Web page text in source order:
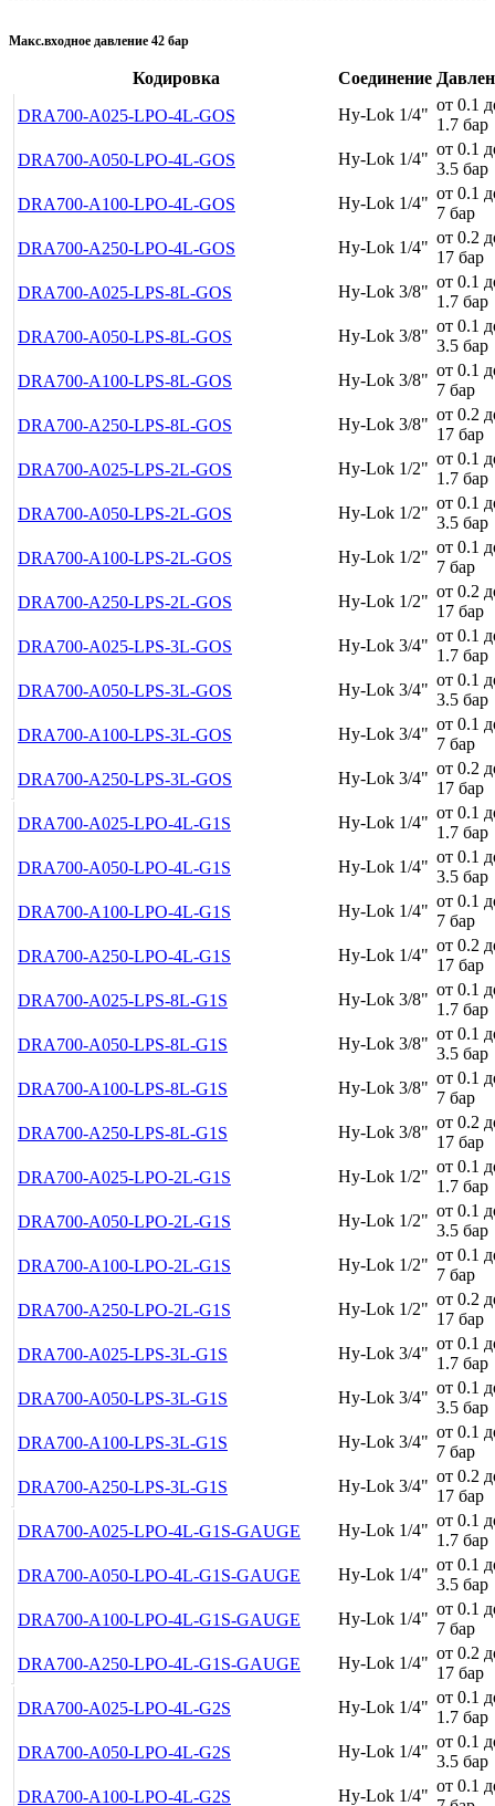
Макс.входное давление 42 бар
Кодировка Соединение
DRA700-A025-LPO-4L-GOS
Hy-Lok 1/4"
от 0.1
1.7 бар
DRA700-A050-LPO-4L-GOS
Hy-Lok 1/4"
от 0.1
3.5 бар
DRA700-A100-LPO-4L-GOS
Hy-Lok 1/4"
от 0.1
7 бар
DRA700-A250-LPO-4L-GOS
Hy-Lok 1/4"
от 0.2
17 бар
DRA700-A025-LPS-8L-GOS
Hy-Lok 3/8"
от 0.1
1.7 бар
DRA700-A050-LPS-8L-GOS
Hy-Lok 3/8"
от 0.1
3.5 бар
DRA700-A100-LPS-8L-GOS
Hy-Lok 3/8"
от 0.1
7 бар
DRA700-A250-LPS-8L-GOS
Hy-Lok 3/8"
от 0.2
17 бар
DRA700-A025-LPS-2L-GOS
Hy-Lok 1/2"
от 0.1
1.7 бар
DRA700-A050-LPS-2L-GOS
Hy-Lok 1/2"
от 0.1
3.5 бар
DRA700-A100-LPS-2L-GOS
Hy-Lok 1/2"
от 0.1
7 бар
DRA700-A250-LPS-2L-GOS
Hy-Lok 1/2"
от 0.2
17 бар
DRA700-A025-LPS-3L-GOS
Hy-Lok 3/4"
от 0.1
1.7 бар
DRA700-A050-LPS-3L-GOS
Hy-Lok 3/4"
от 0.1
3.5 бар
DRA700-A100-LPS-3L-GOS
Hy-Lok 3/4"
от 0.1
7 бар
DRA700-A250-LPS-3L-GOS
Hy-Lok 3/4"
от 0.2
17 бар
DRA700-A025-LPO-4L-G1S
Hy-Lok 1/4"
от 0.1
1.7 бар
DRA700-A050-LPO-4L-G1S
Hy-Lok 1/4"
от 0.1
3.5 бар
DRA700-A100-LPO-4L-G1S
Hy-Lok 1/4"
от 0.1
7 бар
DRA700-A250-LPO-4L-G1S
Hy-Lok 1/4"
от 0.2
17 бар
DRA700-A025-LPS-8L-G1S
Hy-Lok 3/8"
от 0.1
1.7 бар
DRA700-A050-LPS-8L-G1S
Hy-Lok 3/8"
от 0.1
3.5 бар
DRA700-A100-LPS-8L-G1S
Hy-Lok 3/8"
от 0.1
7 бар
DRA700-A250-LPS-8L-G1S
Hy-Lok 3/8"
от 0.2
17 бар
DRA700-A025-LPO-2L-G1S
Hy-Lok 1/2"
от 0.1
1.7 бар
DRA700-A050-LPO-2L-G1S
Hy-Lok 1/2"
от 0.1
3.5 бар
DRA700-A100-LPO-2L-G1S
Hy-Lok 1/2"
от 0.1
7 бар
DRA700-A250-LPO-2L-G1S
Hy-Lok 1/2"
от 0.2
17 бар
DRA700-A025-LPS-3L-G1S
Hy-Lok 3/4"
от 0.1
1.7 бар
DRA700-A050-LPS-3L-G1S
Hy-Lok 3/4"
от 0.1
3.5 бар
DRA700-A100-LPS-3L-G1S
Hy-Lok 3/4"
от 0.1
7 бар
DRA700-A250-LPS-3L-G1S
Hy-Lok 3/4"
от 0.2
17 бар
DRA700-A025-LPO-4L-G1S-GAUGE
Hy-Lok 1/4"
от 0.1
1.7 бар
DRA700-A050-LPO-4L-G1S-GAUGE
Hy-Lok 1/4"
от 0.1
3.5 бар
DRA700-A100-LPO-4L-G1S-GAUGE
Hy-Lok 1/4"
от 0.1
7 бар
DRA700-A250-LPO-4L-G1S-GAUGE
Hy-Lok 1/4"
от 0.2
17 бар
DRA700-A025-LPO-4L-G2S
Hy-Lok 1/4"
от 0.1
1.7 бар
DRA700-A050-LPO-4L-G2S
Hy-Lok 1/4"
от 0.1
3.5 бар
DRA700-A100-LPO-4L-G2S
Hy-Lok 1/4"
от 0.1